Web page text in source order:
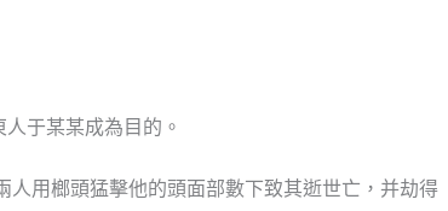
于某某成為目的。
用榔頭猛擊他的頭面部數下致其逝世亡，并劫得